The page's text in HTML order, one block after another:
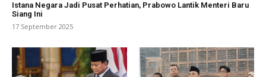
Istana Negara Jadi Pusat Perhatian, Prabowo Lantik Menteri Baru
Siang Ini
17 September 2025